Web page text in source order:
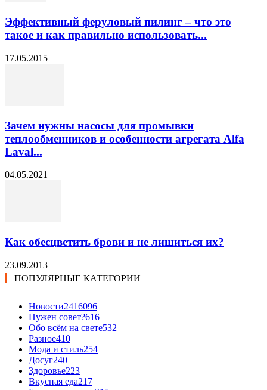
Эффективный феруловый пилинг – что это
такое и как правильно использовать...
17.05.2015
Зачем нужны насосы для промывки
теплообменников и особенности агрегата Alfa
Laval...
04.05.2021
Как обесцветить брови и не лишиться их?
23.09.2013
ПОПУЛЯРНЫЕ КАТЕГОРИИ
Новости2416096
Нужен совет?616
Обо всём на свете532
Разное410
Мода и стиль254
Досуг240
Здоровье223
Вкусная еда217